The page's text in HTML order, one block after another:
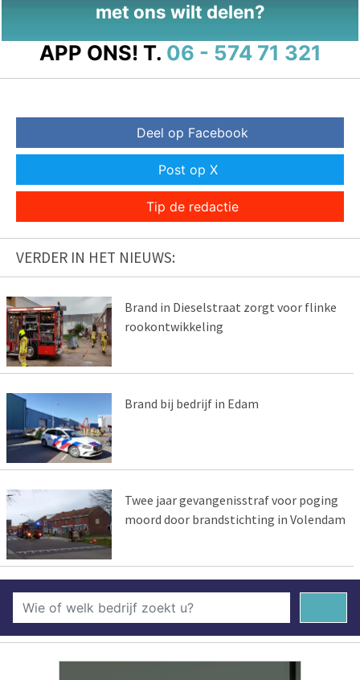
met ons wilt delen?
APP ONS! T. 06 - 574 71 321
Deel op Facebook
Post op X
Tip de redactie
VERDER IN HET NIEUWS:
Brand in Dieselstraat zorgt voor flinke
rookontwikkeling
Brand bij bedrijf in Edam
Twee jaar gevangenisstraf voor poging
moord door brandstichting in Volendam